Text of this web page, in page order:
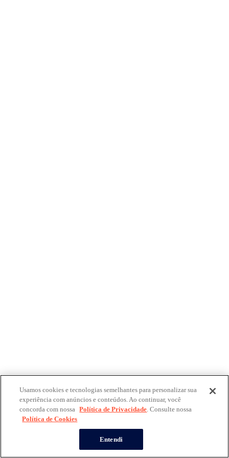
Usamos cookies e tecnologias semelhantes para personalizar sua
experiência com anúncios e conteúdos. Ao continuar, você
concorda com nossa Política de Privacidade. Consulte nossa
Política de Cookies
Entendi